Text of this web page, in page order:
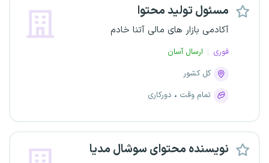
مسئول تولید محتوا
آکادمی بازار های مالی آتنا خادم
فوری
ارسال آسان
کل کشور
تمام وقت
دورکاری
نویسنده محتوای سوشال مدیا